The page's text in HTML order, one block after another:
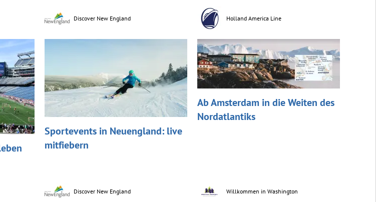
Discover New England
Sportevents in Neuengland: live
mitfiebern
Holland America Line
Ab Amsterdam in die Weiten des
Nordatlantiks
Discover New England Willkommen in Washington